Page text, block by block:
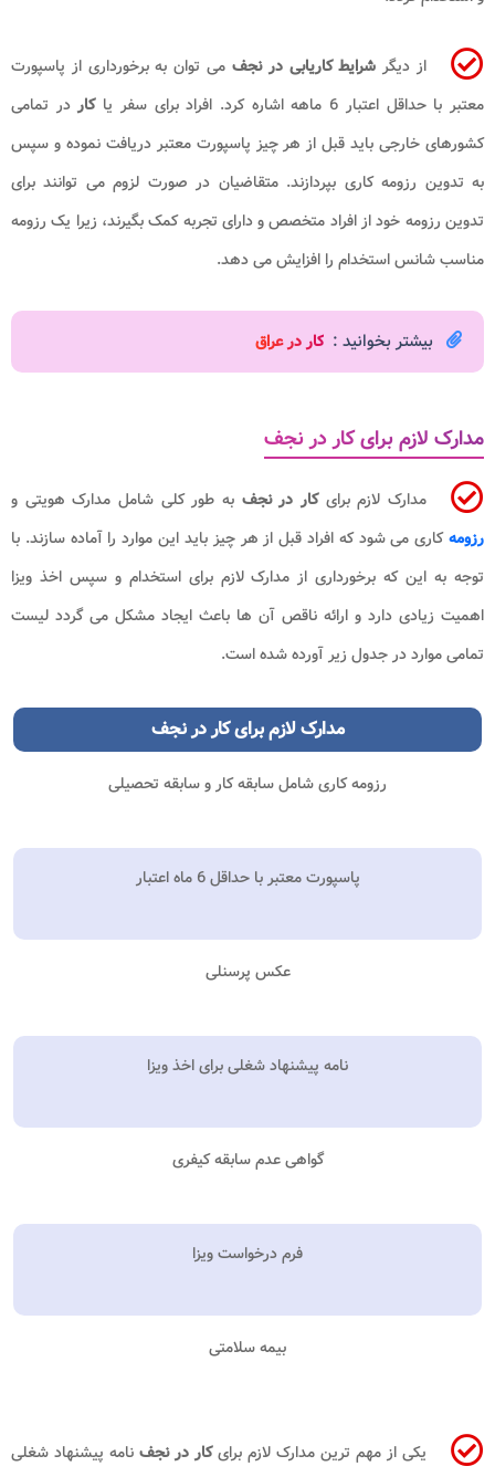
از دیگرشرایط کاریابی در نجف می توان به برخورداری از پاسپورت
معتبر با حداقل اعتبار 6 ماهه اشاره کرد. افراد برای سفر یا
کاردر تمامی
کشورهای خارجی باید قبل از هر چیز پاسپورت معتبر دریافت نموده و سپس
به تدوین رزومه کاری بپردازند. متقاضیان در صورت لزوم می توانند برای
تدوین رزومه خود از افراد متخصص و دارای تجربه کمک بگیرند، زیرا یک رزومه
مناسب شانس استخدام را افزایش می دهد.
بیشتر بخوانید : کار در عراق
مدارک لازم برای کار در نجف
مدارک لازم برای کار در نجف به طور کلی شامل مدارک هویتی و
رزومهکاری می شود که افراد قبل از هر چیز باید این موارد را آماده سازند. با
توجه به این که برخورداری از مدارک لازم برای استخدام و سپس اخذ ویزا
اهمیت زیادی دارد و ارائه ناقص آن ها باعث ایجاد مشکل می گردد لیست
تمامی موارد در جدول زیر آورده شده است.
مدارک لازم برای کار در نجف
رزومه کاری شامل سابقه کار و سابقه تحصیلی
پاسپورت معتبر با حداقل 6 ماه اعتبار
عکس پرسنلی
نامه پیشنهاد شغلی برای اخذ ویزا
گواهی عدم سابقه کیفری
فرم درخواست ویزا
بیمه سلامتی
یکی از مهم ترین مدارک لازم برایکار در نجف نامه پیشنهاد شغلی